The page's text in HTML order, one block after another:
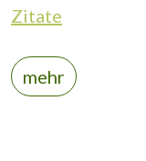
Zitate
mehr